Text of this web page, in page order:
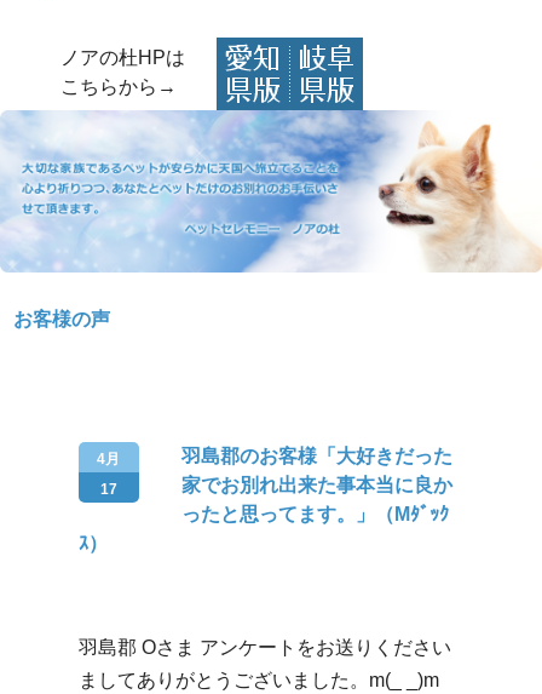
ノアの杜HPは
こちらから→
お客様の声
4月
17
羽島郡のお客様「大好きだった
家でお別れ出来た事本当に良か
ったと思ってます。」（Mﾀﾞｯｸ
ｽ）
羽島郡 Oさま アンケートをお送りください
ましてありがとうございました。m(_ _)m